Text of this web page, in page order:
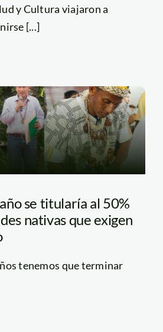
y Cultura viajaron a
[...]
se titularía al 50%
nativas que exigen
tenemos que terminar